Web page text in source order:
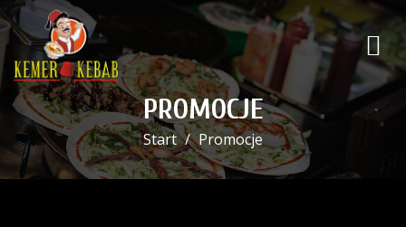
PROMOCJE
Start Promocje